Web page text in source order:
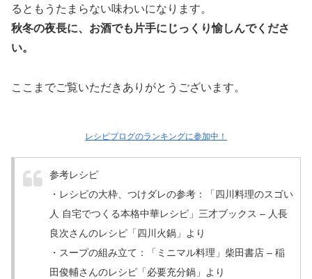
るともうたまらない味わいになります。
秋冬の夜長に、お酒でも片手にじっくり愉しんでくださ
い。
ここまでご覧いただきありがとうございます。
レシピブログのランキングに参加中！
参考レシピ
・レシピの大枠、つけダレの参考：「四川料理のスゴい
人 自宅でつくる本格中華レシピ」三才ブックス – 人長
良次さんのレシピ「四川火鍋」より
・スープの組み立て：「ミニマル料理」柴田書店 – 稲
田俊輔さんのレシピ 「必要充分鍋」より